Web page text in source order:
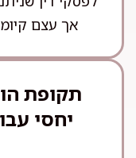
אך עצם
תקופת
יחסי